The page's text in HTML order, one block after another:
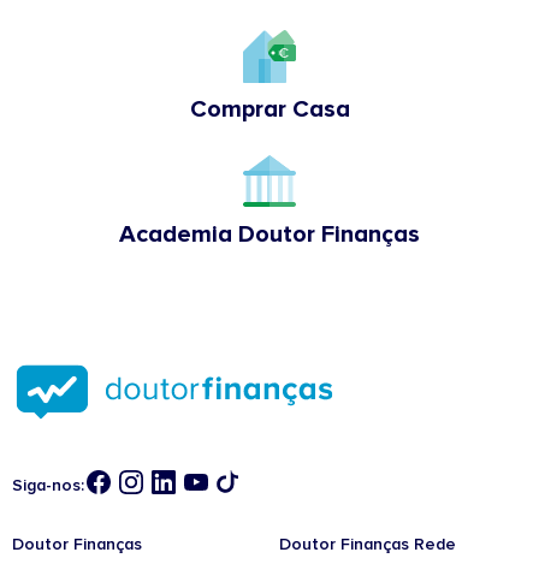
Comprar Casa
Academia Doutor Finanças
Siga-nos:
Doutor Finanças Doutor Finanças Rede